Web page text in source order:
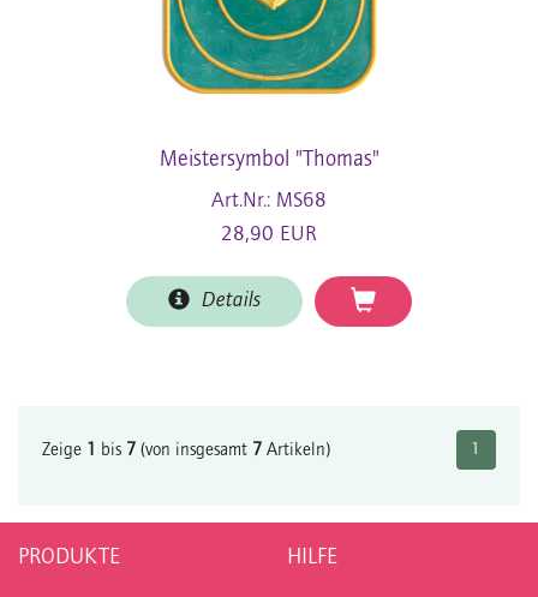
Meistersymbol "Thomas"
Art.Nr.: MS68
28,90 EUR
Details
Zeige 1 bis 7 (von insgesamt 7 Artikeln) 1
PRODUKTE HILFE